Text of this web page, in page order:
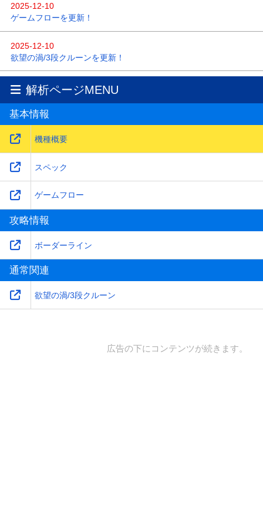
2025-12-10
ゲームフローを更新！
2025-12-10
欲望の渦/3段クルーンを更新！
2024-07-08
ボーダーラインを更新！
2024-06-11
機種概要を更新！
解析ページMENU
基本情報
機種概要
スペック
ゲームフロー
攻略情報
ボーダーライン
通常関連
欲望の渦/3段クルーン
広告の下にコンテンツが続きます。